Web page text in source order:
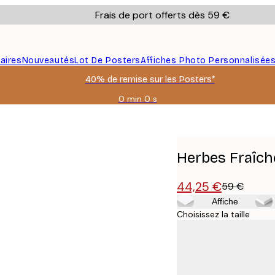
Frais de port offerts dès 59 €
NouveautésLot De PostersAffiches Photo
40% de remise sur les Posters*
0 min 0 s
Valable
Herbes
44,25 €59 €
Affiche
Choisissez la taille